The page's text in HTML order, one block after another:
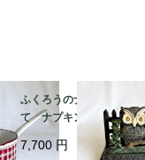
ふくろうのナプキンた
て ナプキンスタン
ド ナプキンホルダ
ー アイアン 鉄製
7,700 円